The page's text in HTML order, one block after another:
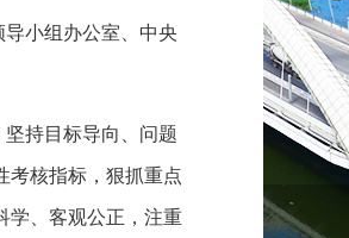
小组办公室、中央
持目标导向、问题
考核指标，狠抓重点
学、客观公正，注重